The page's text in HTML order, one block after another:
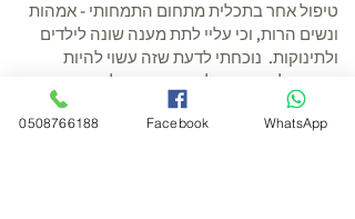
טיפול אחר בתכלית מתחום התמחותי - אמהות
ונשים הרות, וכי עליי לתת מענה שונה לילדים
ולתינוקות. נוכחתי לדעת שזה עשוי להיות
מאתגר לתת פורמולות צמחים או לשנות תזונה
לילדים שלא גדלו אל תוך הנטורופתיה וראיתי
שלעיתים ההורים בעצמם מתקשים ליישם את
0508766188 Facebook WhatsApp